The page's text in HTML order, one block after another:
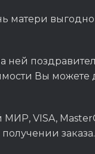
матери
Вы можете
МИР, VISA,
заказа.